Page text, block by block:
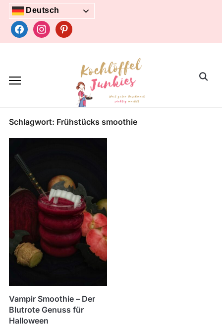
Skip
content
Deutsch
facebookinstagrampinterest
Search
Schlagwort: Frühstücks smoothie
Vampir Smoothie – Der
Blutrote Genuss für
Halloween